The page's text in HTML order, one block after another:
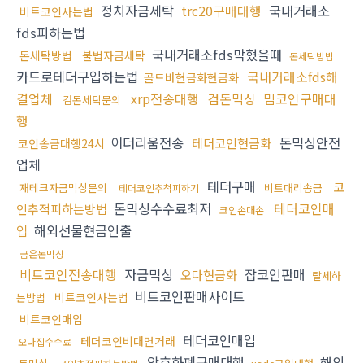
비트코인사는법 정치자금세탁 trc20구매대행 국내거래소
fds피하는법
돈세탁방법 불법자금세탁 국내거래소fds막혔을때 돈세탁방법
카드로테더구입하는법 골드바현금화현금화 국내거래소fds해
결업체
검돈세탁문의 xrp전송대행 검돈믹싱 밈코인구매대
행
코인송금대행24시 이더리움전송 테더코인현금화 돈믹싱안전
업체
재테크자금믹싱문의 테더코인추척피하기 테더구매 비트대리송금
코
인추적피하는방법 돈믹싱수수료최저 코인손대손
테더코인매
입 해외선물현금인출
금은돈믹싱
비트코인전송대행 자금믹싱 오다현금화 잡코인판매 탈세하
는방법
비트코인사는법 비트코인판매사이트
비트코인매입
오다집수수료 테더코인비대면거래 테더코인매입